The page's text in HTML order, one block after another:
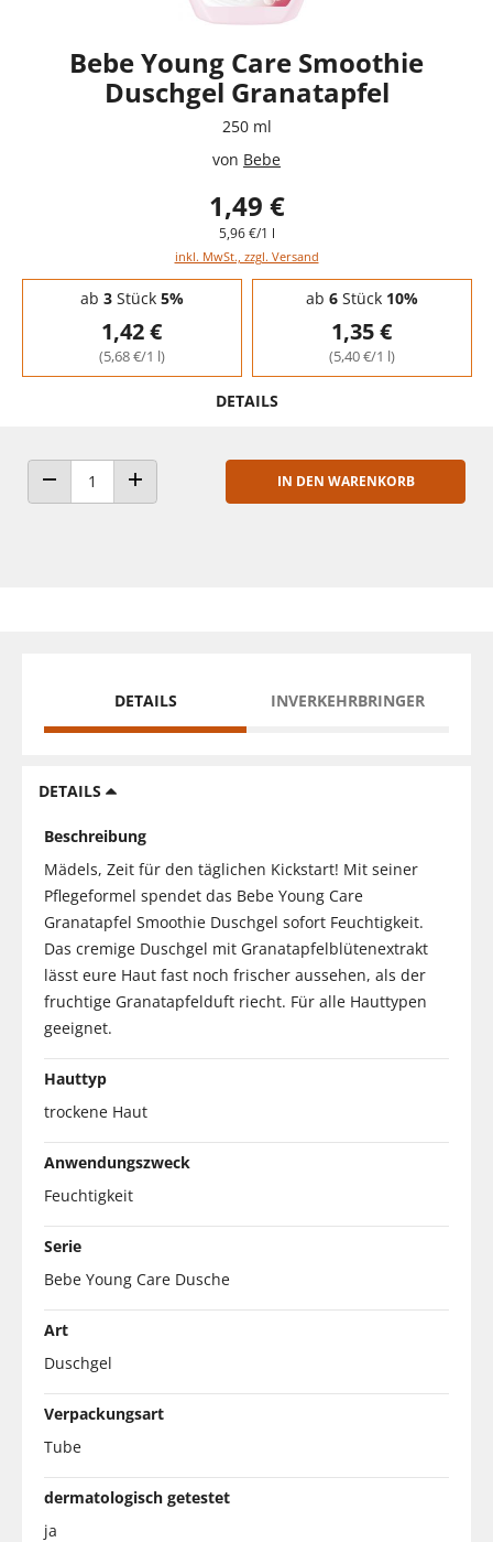
Bebe Young Care Smoothie
Duschgel Granatapfel
250 ml
von Bebe
1,49 €
5,96 €/1 l
inkl. MwSt., zzgl. Versand
Staffelpreise - Mengenrabatt
ab 3Stück 5%
1,42 €
(5,68 €/1 l)
ab 6Stück 10%
1,35 €
(5,40 €/1 l)
DETAILS
ANZAHL VERRINGERNANZAHL ERHÖHEN
IN DEN WARENKORB
DETAILS INVERKEHRBRINGER
DETAILS
Beschreibung
Mädels, Zeit für den täglichen Kickstart! Mit seiner
Pflegeformel spendet das Bebe Young Care
Granatapfel Smoothie Duschgel sofort Feuchtigkeit.
Das cremige Duschgel mit Granatapfelblütenextrakt
lässt eure Haut fast noch frischer aussehen, als der
fruchtige Granatapfelduft riecht. Für alle Hauttypen
geeignet.
Hauttyp
trockene Haut
Anwendungszweck
Feuchtigkeit
Serie
Bebe Young Care Dusche
Art
Duschgel
Verpackungsart
Tube
dermatologisch getestet
ja